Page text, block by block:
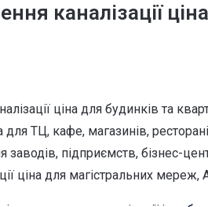
каналізації
ціна для будинків та
ТЦ, кафе, магазинів,
заводів, підприємств, бізнес-
ціна для магістральних